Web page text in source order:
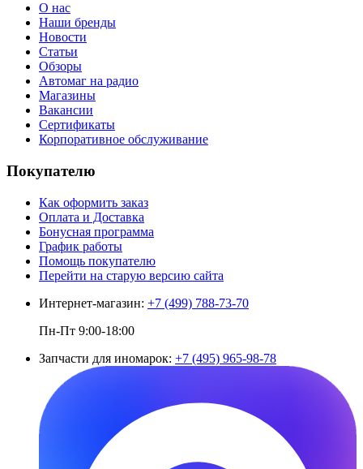
О нас
Наши бренды
Новости
Статьи
Обзоры
Автомаг на радио
Магазины
Вакансии
Сертификаты
Корпоративное обслуживание
Покупателю
Как оформить заказ
Оплата и Доставка
Бонусная программа
График работы
Помощь покупателю
Перейти на старую версию сайта
Интернет-магазин: +7 (499) 788-73-70
Пн-Пт 9:00-18:00
Запчасти для иномарок: +7 (495) 965-98-78